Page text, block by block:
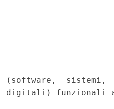
(software,  sistemi,
digitali) funzionali